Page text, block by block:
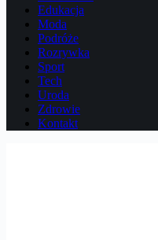
Edukacja
Moda
Podróże
Rozrywka
Sport
Tech
Uroda
Zdrowie
Kontakt